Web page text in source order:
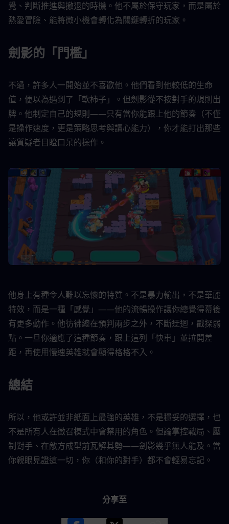
覺、判斷推進與撤退的時機。他不屬於保守玩家，而是屬於
熱愛冒險、能將微小機會轉化為關鍵轉折的玩家。
劍影的「門檻」
不過，許多人一開始並不喜歡他。他們看到他較低的生命
值，便以為遇到了「軟柿子」。但劍影從不按對手的規則出
牌。他制定自己的規則——只有當你能跟上他的節奏（不僅
是操作速度，更是策略思考與讀心能力），你才能打出那些
讓質疑者目瞪口呆的操作。
他身上有種令人難以忘懷的特質。不是暴力輸出，不是華麗
特效，而是一種「感覺」——他的流暢操作讓你總覺得幕後
有更多動作。他彷彿總在預判兩步之外，不斷迂迴，戳探弱
點。一旦你適應了這種節奏，跟上這列「快車」並拉開差
距，再使用慢速英雄就會顯得格格不入。
總結
所以，他或許並非紙面上最強的英雄，不是穩妥的選擇，也
不是所有人在徵召模式中會禁用的角色。但論掌控戰局、壓
制對手、在敵方成型前瓦解其勢——劍影幾乎無人能及。當
你親眼見證這一切，你（和你的對手）都不會輕易忘記。
分享至